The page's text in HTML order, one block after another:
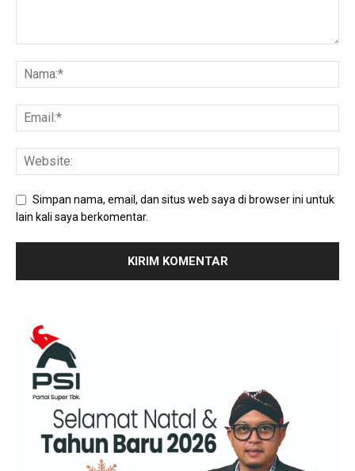
Simpan nama, email, dan situs web saya di browser ini untuk
lain kali saya berkomentar.